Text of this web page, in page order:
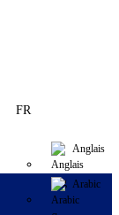
FR
Anglais
Arabic